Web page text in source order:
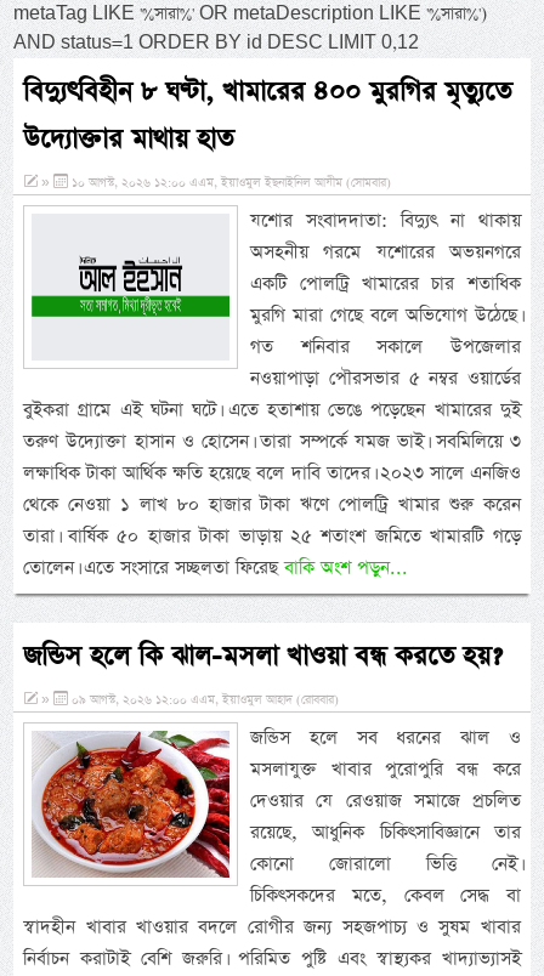
metaTag LIKE '%সারা%' OR metaDescription LIKE '%সারা%')
AND status=1 ORDER BY id DESC LIMIT 0,12
বিদ্যুৎবিহীন ৮ ঘণ্টা, খামারের ৪০০ মুরগির মৃত্যুতে
উদ্যোক্তার মাথায় হাত
» ১০ আগস্ট, ২০২৬ ১২:০০ এএম, ইয়াওমুল ইছনাইনিল আযীম (সোমবার)
যশোর সংবাদদাতা: বিদ্যুৎ না থাকায়
অসহনীয় গরমে যশোরের অভয়নগরে
একটি পোলট্রি খামারের চার শতাধিক
মুরগি মারা গেছে বলে অভিযোগ উঠেছে।
গত শনিবার সকালে উপজেলার
নওয়াপাড়া পৌরসভার ৫ নম্বর ওয়ার্ডের
বুইকরা গ্রামে এই ঘটনা ঘটে। এতে হতাশায় ভেঙে পড়েছেন খামারের দুই
তরুণ উদ্যোক্তা হাসান ও হোসেন। তারা সম্পর্কে যমজ ভাই। সবমিলিয়ে ৩
লক্ষাধিক টাকা আর্থিক ক্ষতি হয়েছে বলে দাবি তাদের। ২০২৩ সালে এনজিও
থেকে নেওয়া ১ লাখ ৮০ হাজার টাকা ঋণে পোলট্রি খামার শুরু করেন
তারা। বার্ষিক ৫০ হাজার টাকা ভাড়ায় ২৫ শতাংশ জমিতে খামারটি গড়ে
তোলেন। এতে সংসারে সচ্ছলতা ফিরেছবাকি অংশ পড়ুন...
জন্ডিস হলে কি ঝাল-মসলা খাওয়া বন্ধ করতে হয়?
» ০৯ আগস্ট, ২০২৬ ১২:০০ এএম, ইয়াওমুল আহাদ (রোববার)
জন্ডিস হলে সব ধরনের ঝাল ও
মসলাযুক্ত খাবার পুরোপুরি বন্ধ করে
দেওয়ার যে রেওয়াজ সমাজে প্রচলিত
রয়েছে, আধুনিক চিকিৎসাবিজ্ঞানে তার
কোনো জোরালো ভিত্তি নেই।
চিকিৎসকদের মতে, কেবল সেদ্ধ বা
স্বাদহীন খাবার খাওয়ার বদলে রোগীর জন্য সহজপাচ্য ও সুষম খাবার
নির্বাচন করাটাই বেশি জরুরি। পরিমিত পুষ্টি এবং স্বাস্থ্যকর খাদ্যাভ্যাসই